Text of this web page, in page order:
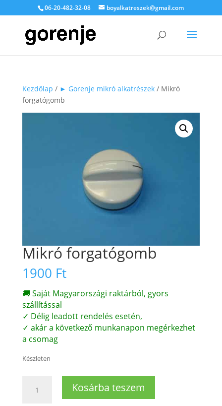
06-20-482-32-08 boyalkatreszek@gmail.com
Kezdőlap / ► Gorenje mikró alkatrészek/ Mikró
forgatógomb
Mikró forgatógomb
1900 Ft
🚚 Saját Magyarországi raktárból, gyors
szállítással
✓ Délig leadott rendelés esetén,
✓ akár a következő munkanapon megérkezhet
a csomag
Készleten
forgatógomb
Kosárba teszem